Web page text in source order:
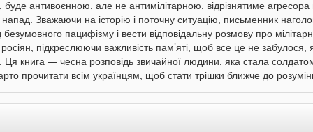
буде антивоєнною, але не антимілітарною, відрізнятиме
Зважаючи на історію і поточну ситуацію, письменник
безумовного пацифізму і вести відповідальну розмову про
підкреслюючи важливість пам’яті, щоб все це не забулося,
Ця книга — чесна розповідь звичайної людини, яка стала
прочитати всім українцям, щоб стати трішки ближче до